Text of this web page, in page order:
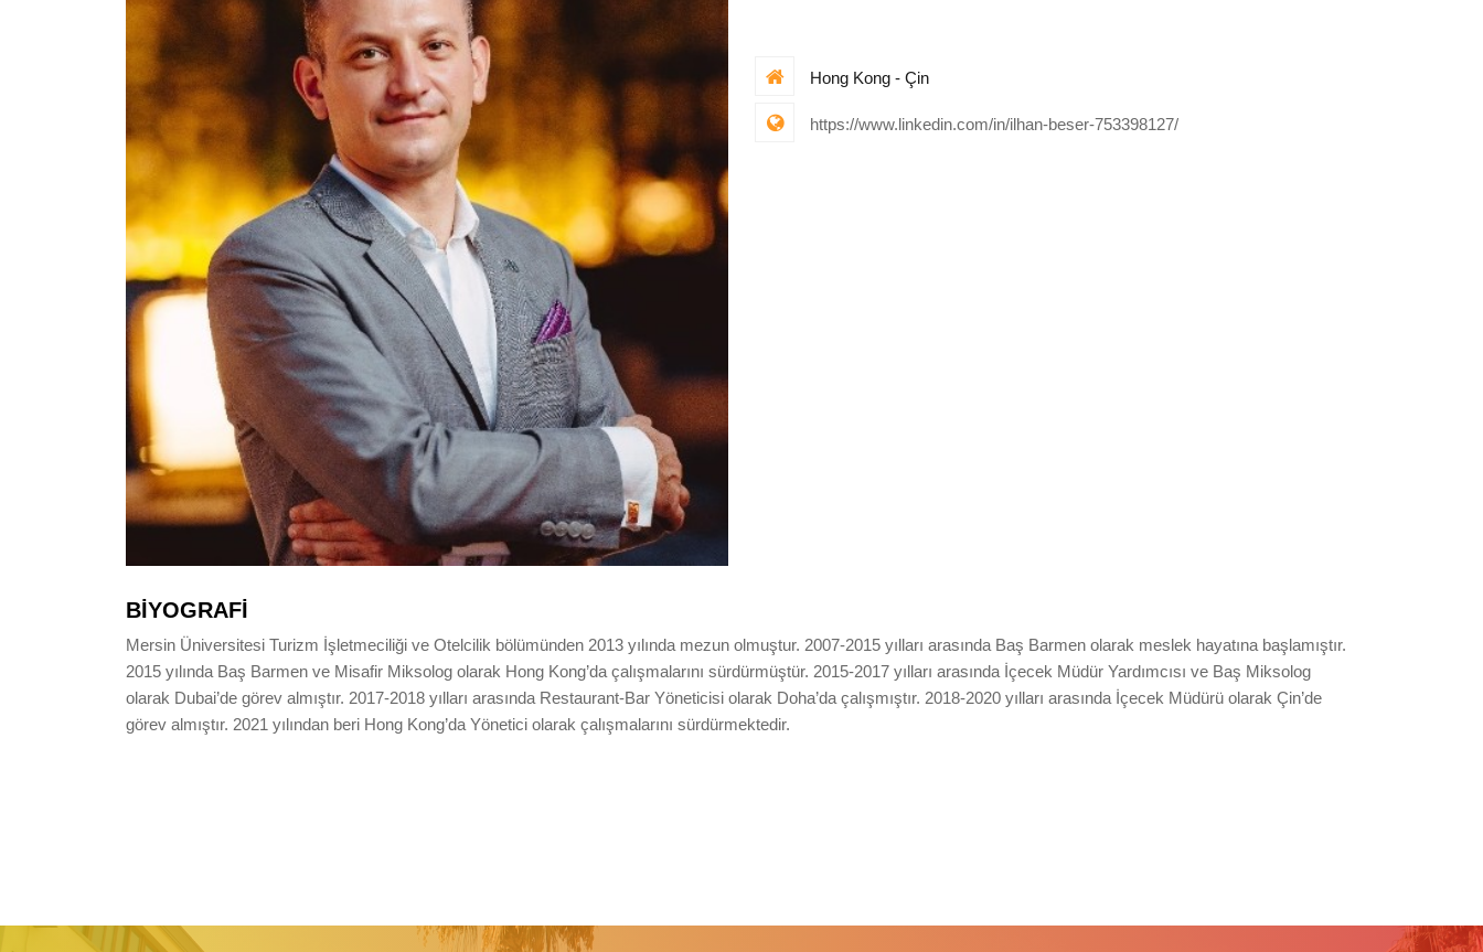
Hong Kong - Çin
https://www.linkedin.com/in/ilhan-beser-753398127/
BIYOGRAFI
Mersin Üniversitesi Turizm İşletmeciliği ve Otelcilik bölümünden 2013 yılında mezun olmuştur. 2007-2015 yılları arasında Baş Barmen olarak meslek hayatına başlamıştır.
2015 yılında Baş Barmen ve Misafir Miksolog olarak Hong Kong’da çalışmalarını sürdürmüştür. 2015-2017 yılları arasında İçecek Müdür Yardımcısı ve Baş Miksolog
olarak Dubai’de görev almıştır. 2017-2018 yılları arasında Restaurant-Bar Yöneticisi olarak Doha’da çalışmıştır. 2018-2020 yılları arasında İçecek Müdürü olarak Çin’de
görev almıştır. 2021 yılından beri Hong Kong’da Yönetici olarak çalışmalarını sürdürmektedir.